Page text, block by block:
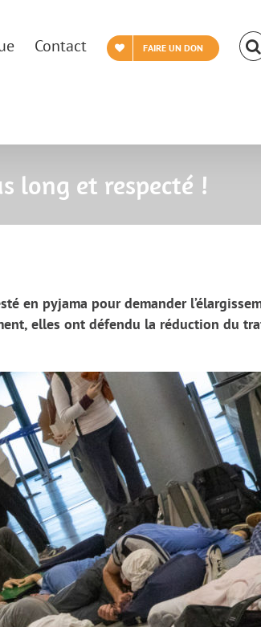
Contact FAIRE UN DON
long et respecté !
en pyjama pour demander
elles ont défendu la réduction du